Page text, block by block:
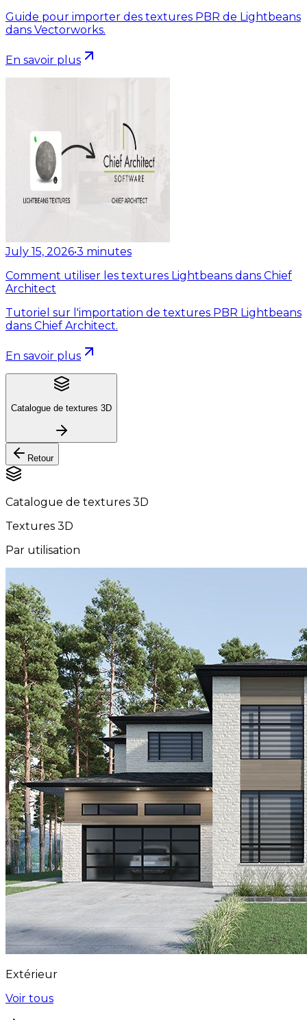
Guide pour importer des textures PBR de Lightbeans
dans Vectorworks.
En savoir plus
July 15, 2026•3 minutes
Comment utiliser les textures Lightbeans dans Chief
Architect
Tutoriel sur l'importation de textures PBR Lightbeans
dans Chief Architect.
En savoir plus
Catalogue de textures 3D
Retour
Catalogue de textures 3D
Textures 3D
Par utilisation
Extérieur
Voir tous